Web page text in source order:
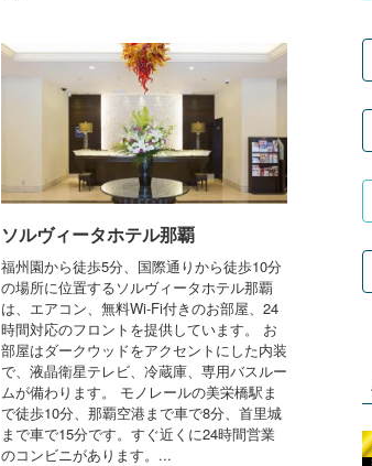
ソルヴィータホテル那覇
福州園から徒歩5分、国際通りから徒歩10分
の場所に位置するソルヴィータホテル那覇
は、エアコン、無料Wi-Fi付きのお部屋、24
時間対応のフロントを提供しています。 お
部屋はダークウッドをアクセントにした内装
で、液晶衛星テレビ、冷蔵庫、専用バスルー
ムが備わります。 モノレールの美栄橋駅ま
で徒歩10分、那覇空港まで車で8分、首里城
まで車で15分です。すぐ近くに24時間営業
のコンビニがあります。...